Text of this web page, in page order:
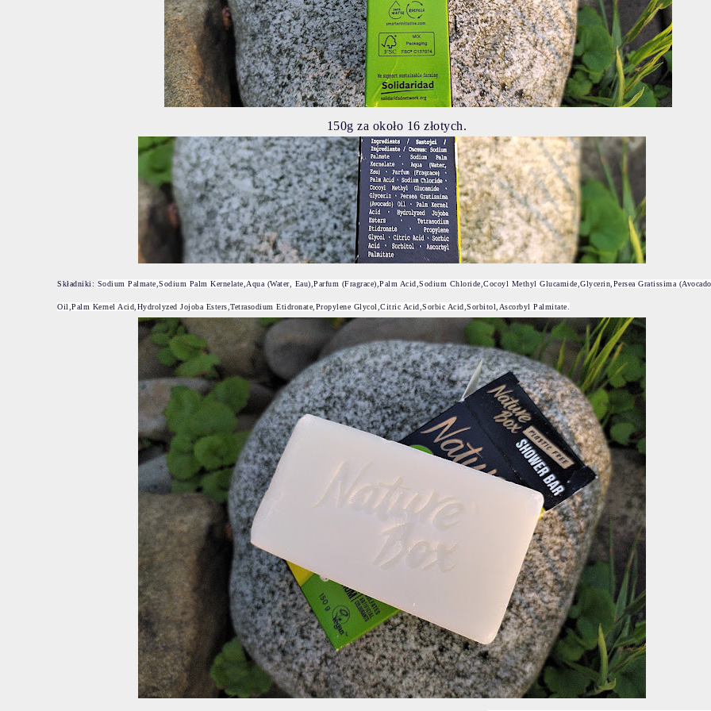
150g za około 16 złotych.
Składniki: Sodium Palmate,Sodium Palm Kernelate,Aqua (Water, Eau),Parfum (Fragrace),Palm Acid,Sodium Chloride,Cocoyl Methyl Glucamide,Glycerin,Persea Gratissima
Oil,Palm Kernel Acid,Hydrolyzed Jojoba Esters,Tetrasodium Etidronate,Propylene Glycol,Citric Acid,Sorbic Acid,Sorbitol,Ascorbyl Palmitate.